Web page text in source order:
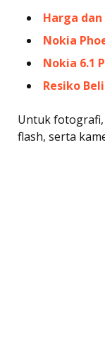
Harga
Nokia
Nokia 6.1
Resiko
Untuk fotografi,
flash, serta